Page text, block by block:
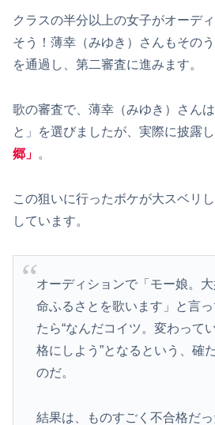
クラスの半分以上の女子がオーデ
そう！薄幸（みゆき）さんもその
を通過し、第二審査に進みます。
歌の審査で、薄幸（みゆき）さん
と」を選びましたが、実際に披露
郷」 。
この狙いに行ったボケが大スベリ
しています。
オーディションで「モー娘。
命ふるさとを歌います」と言
たら“なんだコイツ。変わって
格にしよう”となるという、確
のだ。
結果は、ものすごく不合格だ